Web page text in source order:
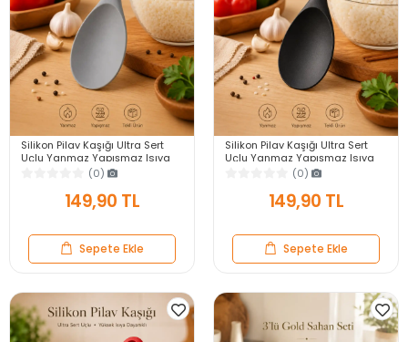
Silikon Pilav Kaşığı Ultra Sert
Uçlu Yanmaz Yapışmaz Isıya
Dayanıklı Gri Servis Yemek
(0)
149,90 TL
Sepete Ekle
Silikon Pilav Kaşığı Ultra Sert
Uçlu Yanmaz Yapışmaz Isıya
Dayanıklı Siyah Servis Yemek
(0)
149,90 TL
Sepete Ekle